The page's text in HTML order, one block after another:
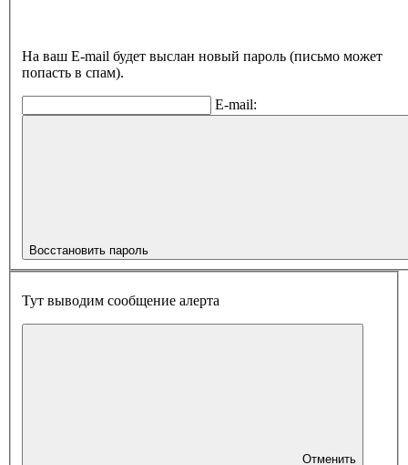
На ваш E-mail будет выслан новый пароль (письмо может
попасть в спам).
E-mail:
Восстановить пароль
Тут выводим сообщение алерта
Отменить